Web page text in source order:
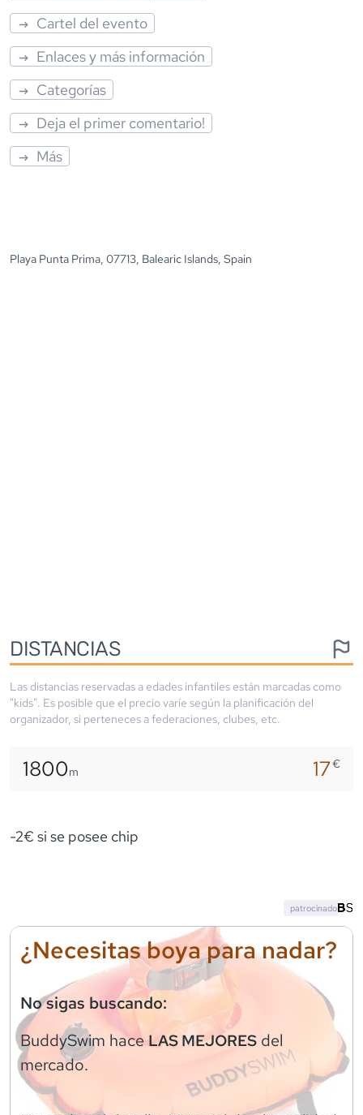
Cartel del evento
Enlaces y más información
Categorías
Deja el primer comentario!
Más
Playa Punta Prima, 07713, Balearic Islands, Spain
DISTANCIAS
Las distancias reservadas a edades infantiles están marcadas como
"kids". Es posible que el precio varíe según la planificación del
organizador, si perteneces a federaciones, clubes, etc.
1800m 17€
-2€ si se posee chip
¿Necesitas boya para nadar?
No sigas buscando:
BuddySwim haceLAS MEJORES del
mercado.
patrocinado